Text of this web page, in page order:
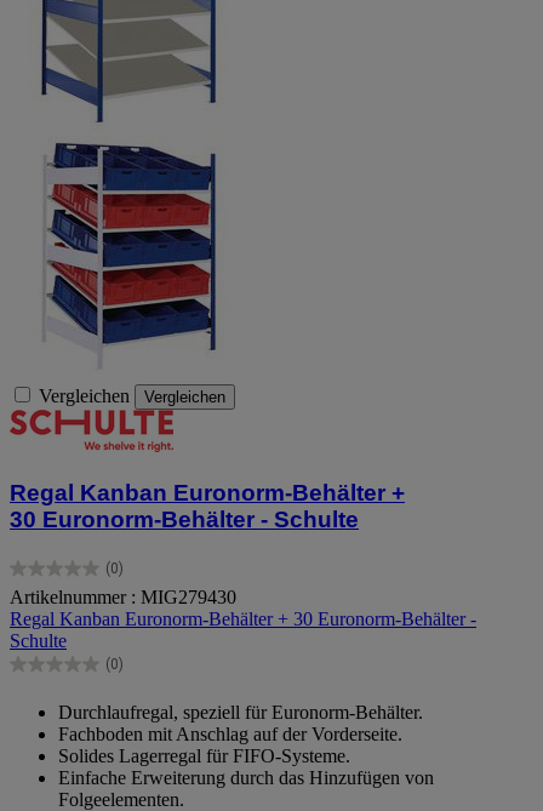
Vergleichen Vergleichen
Regal Kanban Euronorm-Behälter +
30 Euronorm-Behälter - Schulte
(0)
0.0
von
5
Sternen.
Artikelnummer : MIG279430
Regal Kanban Euronorm-Behälter + 30 Euronorm-Behälter -
Schulte
(0)
0.0
Sternen.
Durchlaufregal, speziell für Euronorm-Behälter.
Fachboden mit Anschlag auf der Vorderseite.
Solides Lagerregal für FIFO-Systeme.
Einfache Erweiterung durch das Hinzufügen von
Folgeelementen.